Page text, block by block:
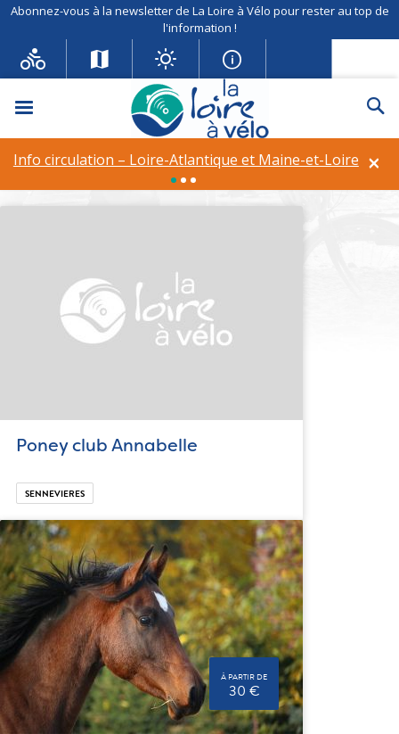
Abonnez-vous à la newsletter de La Loire à Vélo pour rester au top de
l'information !
Menu
×
Info circulation – Loire-Atlantique et Maine-et-Loire
Ligaya Aventures, balades
en gyropodes tout-terrain
Activité :Autres activités
Poney club Annabelle
SENNEVIERES
À PARTIR DE
30 €